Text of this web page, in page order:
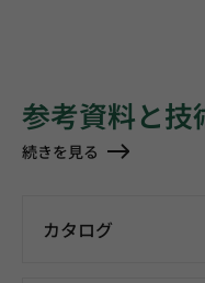
参考資料と技
続きを見る
カタログ